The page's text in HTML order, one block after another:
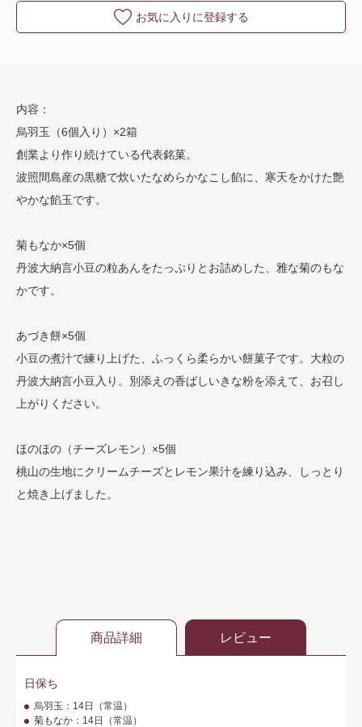
お気に入りに登録する
内容：
烏羽玉（6個入り）×2箱
創業より作り続けている代表銘菓。
波照間島産の黒糖で炊いたなめらかなこし餡に、寒天をかけた艶
やかな餡玉です。
菊もなか×5個
丹波大納言小豆の粒あんをたっぷりとお詰めした、雅な菊のもな
かです。
あづき餅×5個
小豆の煮汁で練り上げた、ふっくら柔らかい餅菓子です。大粒の
丹波大納言小豆入り。別添えの香ばしいきな粉を添えて、お召し
上がりください。
ほのほの（チーズレモン）×5個
桃山の生地にクリームチーズとレモン果汁を練り込み、しっとり
と焼き上げました。
商品詳細 レビュー
日保ち
烏羽玉：14日（常温）
菊もなか：14日（常温）